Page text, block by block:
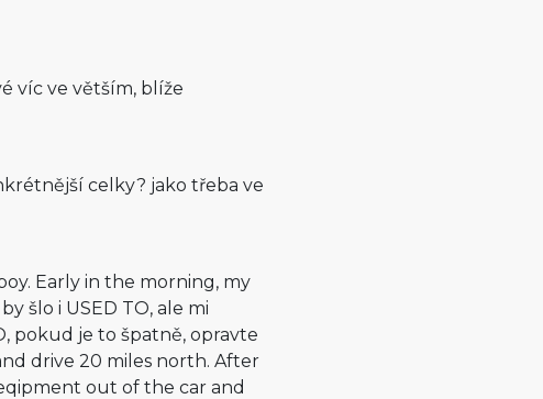
víc ve větším, blíže
celky? jako třeba ve
Early in the morning, my
šlo i USED TO, ale mi
pokud je to špatně, opravte
drive 20 miles north. After
out of the car and